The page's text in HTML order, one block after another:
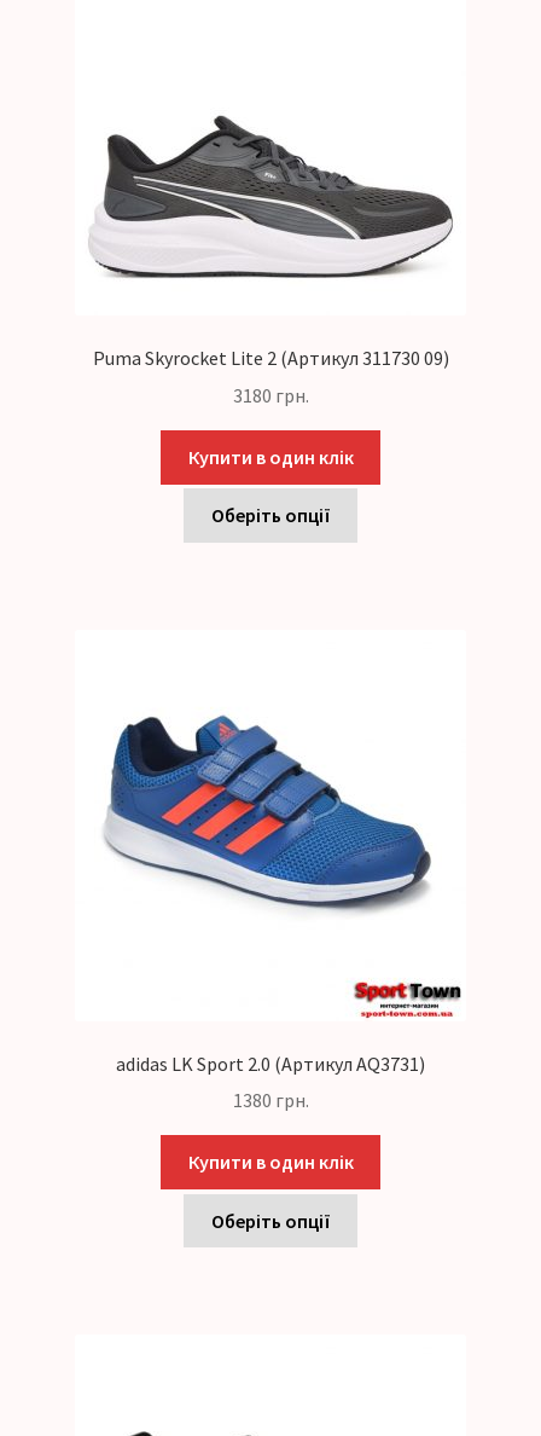
Puma Skyrocket Lite 2 (Артикул 311730 09)
3180 грн.
Купити в один клік
Оберіть опції
adidas LK Sport 2.0 (Артикул AQ3731)
1380 грн.
Купити в один клік
Оберіть опції